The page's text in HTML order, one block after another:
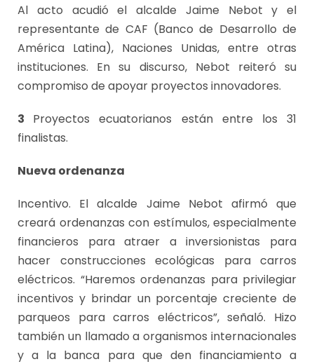
Al acto acudió el alcalde Jaime Nebot y el
representante de CAF (Banco de Desarrollo de
América Latina), Naciones Unidas, entre otras
instituciones. En su discurso, Nebot reiteró su
compromiso de apoyar proyectos innovadores.
3 Proyectos ecuatorianos están entre los 31
finalistas.
Nueva ordenanza
Incentivo. El alcalde Jaime Nebot afirmó que
creará ordenanzas con estímulos, especialmente
financieros para atraer a inversionistas para
hacer construcciones ecológicas para carros
eléctricos. “Haremos ordenanzas para privilegiar
incentivos y brindar un porcentaje creciente de
parqueos para carros eléctricos”, señaló. Hizo
también un llamado a organismos internacionales
y a la banca para que den financiamiento a